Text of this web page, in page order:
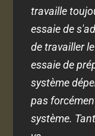
travaille
essaie de
de travailler
essaie de
système
pas
système.